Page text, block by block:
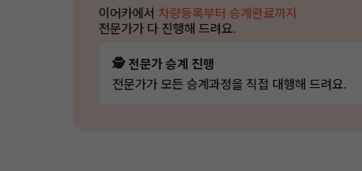
이어카에서 차량등록부터 승계완료까지
전문가가 다 진행해 드려요.
🕵️ 전문가 승계 진행
전문가가 모든 승계과정을 직접 대행해 드려요.